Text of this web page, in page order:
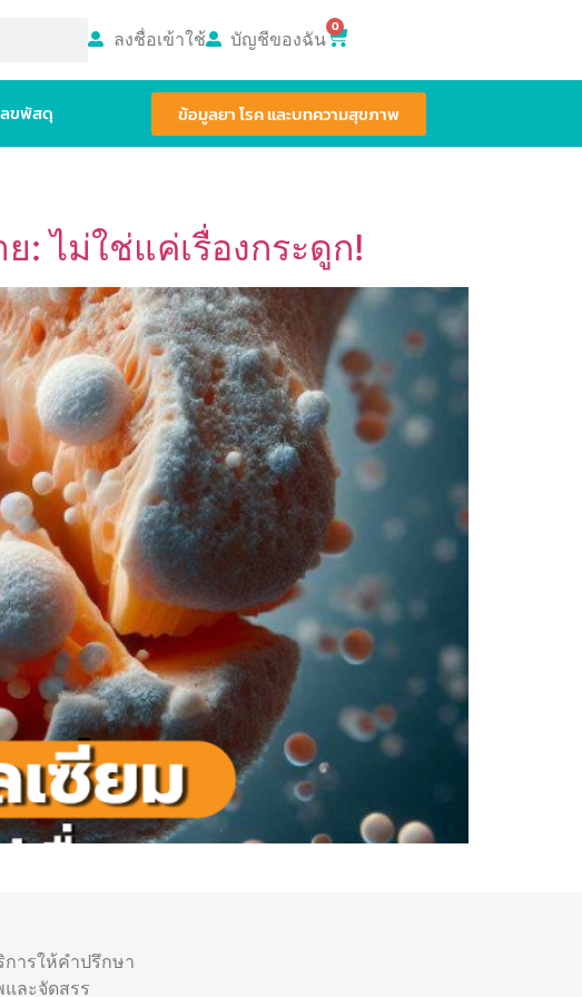
ลงชื่อเข้าใช้ บัญชีของฉัน 0
ลขพัสดุ ข้อมูลยา โรค และบทความสุขภาพ
: ไม่ใช่แค่เรื่องกระดูก!
การให้คำปรึกษา
ละจัดสรร